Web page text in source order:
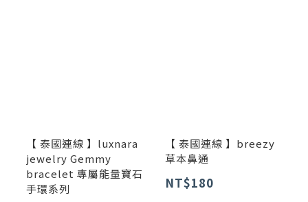
【 泰國連線 】luxnara
jewelry Gemmy
bracelet 專屬能量寶石
手環系列
【 泰國連線 】breezy
草本鼻通
NT$180